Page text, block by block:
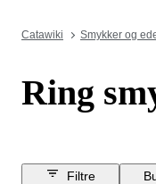
Catawiki Smykker og
Ring
Filtre